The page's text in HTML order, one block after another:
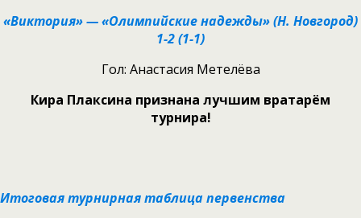
«Виктория» — «Олимпийские надежды» (Н. Новгород)
1-2 (1-1)
Гол: Анастасия Метелёва
Кира Плаксина признана лучшим вратарём
турнира!
Итоговая турнирная таблица первенства